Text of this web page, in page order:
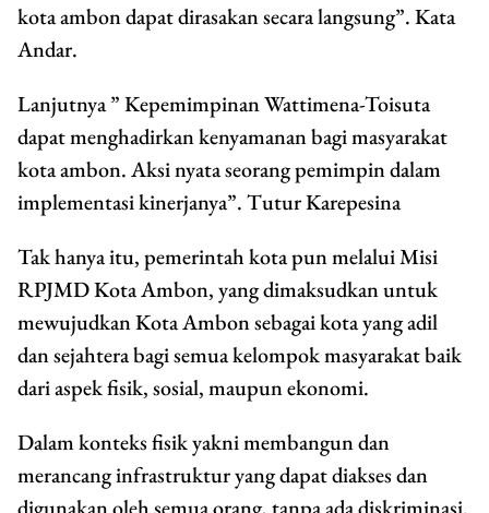
kota ambon dapat dirasakan secara langsung”. Kata
Andar.
Lanjutnya ” Kepemimpinan Wattimena-Toisuta
dapat menghadirkan kenyamanan bagi masyarakat
kota ambon. Aksi nyata seorang pemimpin dalam
implementasi kinerjanya”. Tutur Karepesina
Tak hanya itu, pemerintah kota pun melalui Misi
RPJMD Kota Ambon, yang dimaksudkan untuk
mewujudkan Kota Ambon sebagai kota yang adil
dan sejahtera bagi semua kelompok masyarakat baik
dari aspek fisik, sosial, maupun ekonomi.
Dalam konteks fisik yakni membangun dan
merancang infrastruktur yang dapat diakses dan